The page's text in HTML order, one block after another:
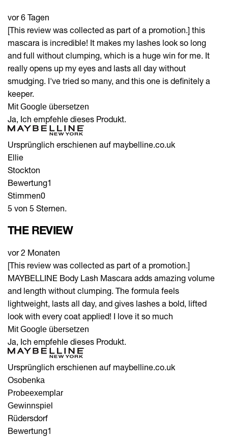
vor 6 Tagen
[This review was collected as part of a promotion.] this
mascara is incredible! It makes my lashes look so long
and full without clumping, which is a huge win for me. It
really opens up my eyes and lasts all day without
smudging. I've tried so many, and this one is definitely a
keeper.
Mit Google übersetzen
Ja, Ich empfehle dieses Produkt.
Ursprünglich erschienen auf maybelline.co.uk
Ellie
Stockton
Bewertung1
Stimmen0
5 von 5 Sternen.
THE REVIEW
vor 2 Monaten
[This review was collected as part of a promotion.]
MAYBELLINE Body Lash Mascara adds amazing volume
and length without clumping. The formula feels
lightweight, lasts all day, and gives lashes a bold, lifted
look with every coat applied! I love it so much
Mit Google übersetzen
Ja, Ich empfehle dieses Produkt.
Ursprünglich erschienen auf maybelline.co.uk
Osobenka
Probeexemplar
Gewinnspiel
Rüdersdorf
Bewertung1